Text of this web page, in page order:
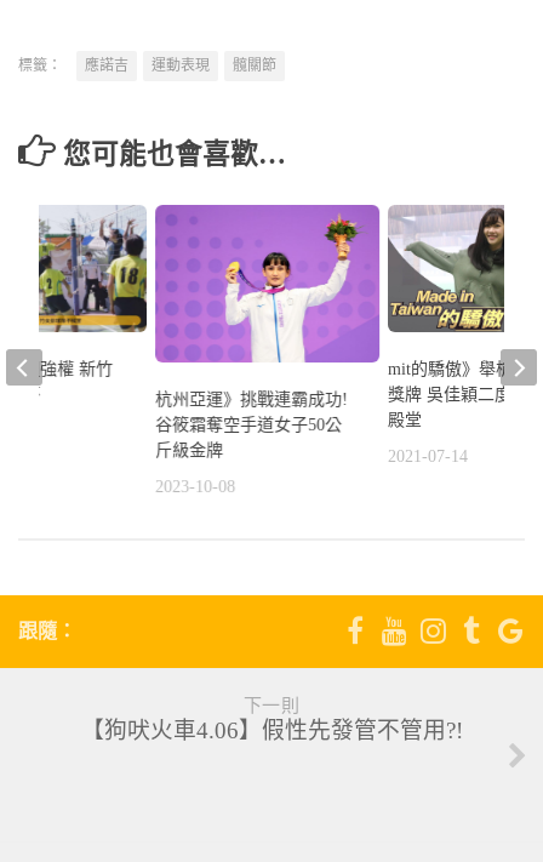
標籤： 應諾吉 運動表現 髖關節
您可能也會喜歡…
杭州亞運》挑戰連霸成功!
谷筱霜奪空手道女子50公
斤級金牌
2023-10-08
mit的驕傲》舉槍上
獎牌 吳佳穎二度挑
殿堂
2021-07-14
甲組強權 新竹
信杯
跟隨：
下一則
【狗吠火車4.06】假性先發管不管用?!